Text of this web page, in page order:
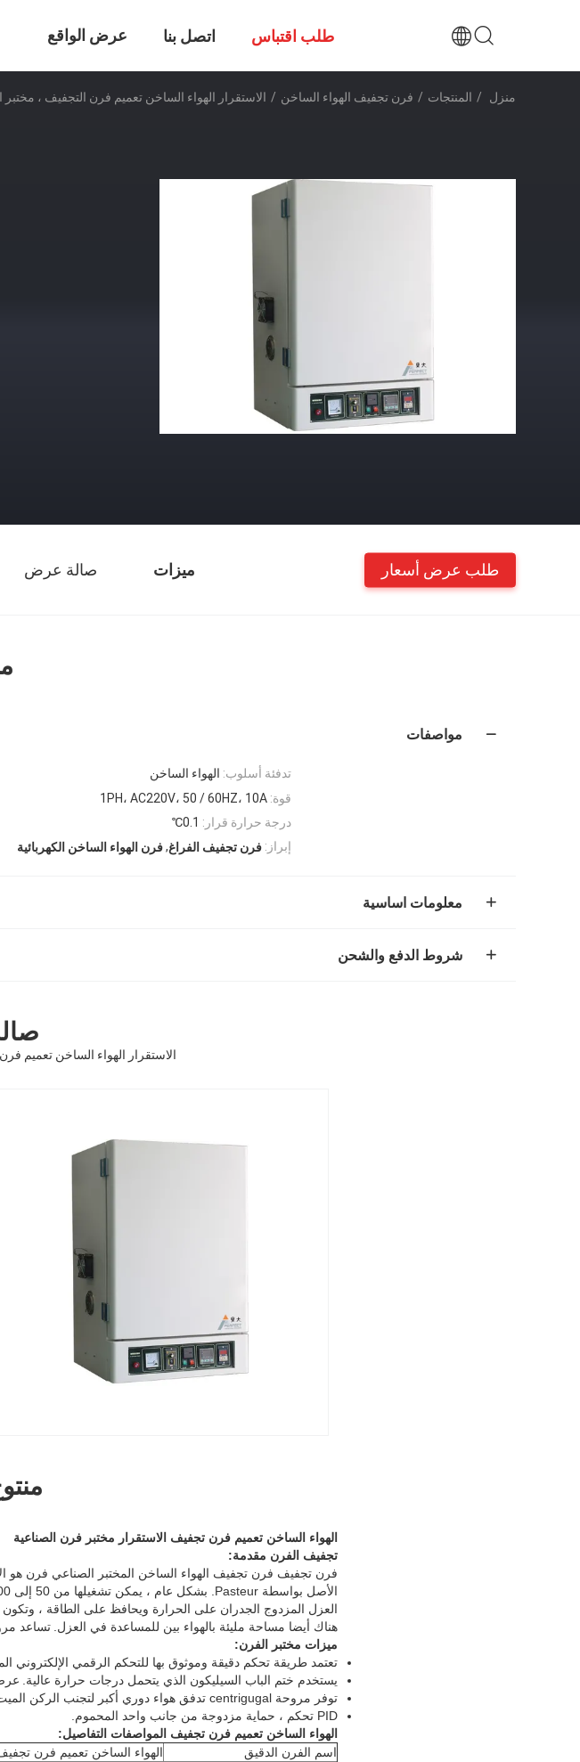
عرض الواقع
الافتراضي
اتصل بنا طلب اقتباس
منزل / المنتجات / فرن تجفيف الهواء الساخن / الاستقرار الهواء الساخن تعميم فرن التجفيف ، مختبر
ميزات صالة عرض طلب عرض أسعار
مواصفات
تدفئة أسلوب: الهواء الساخن
قوة: 1PH، AC220V، 50 / 60HZ، 10A
درجة حرارة قرار: 0.1℃
إبراز: فرن تجفيف الفراغ,فرن الهواء الساخن الكهربائية
معلومات اساسية
شروط الدفع والشحن
الاستقرار الهواء الساخن تعميم
الهواء الساخن تعميم فرن تجفيف الاستقرار مختبر فرن الصناعية
تجفيف الفرن مقدمة:
فرن تجفيف فرن تجفيف الهواء الساخن المختبر الصناعي فرن هو
الأصل بواسطة Pasteur. بشكل عام ، يمكن تشغيلها من 50 إلى 300 درجة مئوية ، باستخدام منظم الحرارة للتحكم في درجة الحرارة.
العزل المزدوج الجدران على الحرارة ويحافظ على الطاقة ،
هناك أيضا مساحة مليئة بالهواء بين للمساعدة في العزل. تساعد
ميزات مختبر الفرن:
تعتمد طريقة تحكم دقيقة وموثوق بها للتحكم الرقمي الإلكتروني
يستخدم ختم الباب السيليكون الذي يتحمل درجات حرارة عالية.
توفر مروحة centrigugal تدفق هواء دوري أكبر لتجنب الركن الميت في الغرفة للحصول على توزيع موحد لدرجة الحرارة
PID تحكم ، حماية مزدوجة من جانب واحد المحموم.
الهواء الساخن تعميم فرن تجفيف المواصفات التفاصيل:
اسم الفرن الدقيق
الهواء الساخن تعميم فرن